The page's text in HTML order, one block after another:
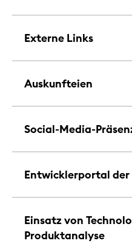
Externe Links
Auskunfteien
Social-Media-
Entwicklerportal der
Einsatz von
Produktanalyse